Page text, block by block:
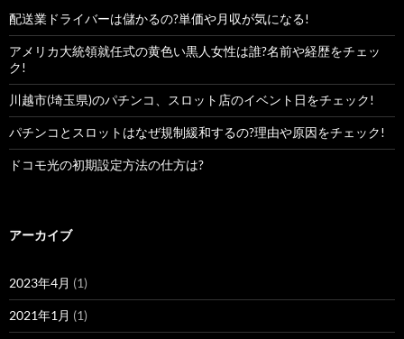
配送業ドライバーは儲かるの?単価や月収が気になる!
アメリカ大統領就任式の黄色い黒人女性は誰?名前や経歴をチェッ
ク!
川越市(埼玉県)のパチンコ、スロット店のイベント日をチェック!
パチンコとスロットはなぜ規制緩和するの?理由や原因をチェック!
ドコモ光の初期設定方法の仕方は?
アーカイブ
2023年4月 (1)
2021年1月 (1)